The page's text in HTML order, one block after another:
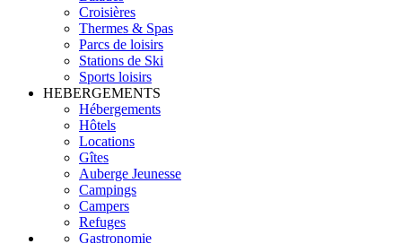
Croisières
Thermes & Spas
Parcs de loisirs
Stations de Ski
Sports loisirs
HEBERGEMENTS
Hébergements
Hôtels
Locations
Gîtes
Auberge Jeunesse
Campings
Campers
Refuges
Gastronomie